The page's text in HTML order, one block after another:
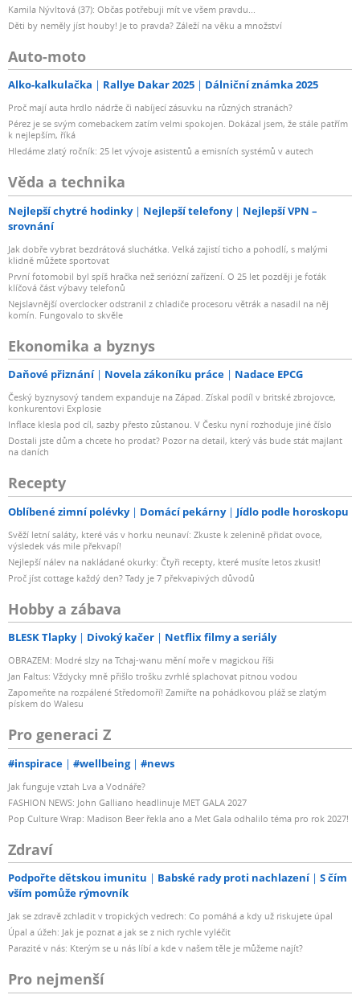
Kamila Nývltová (37): Občas potřebuji mít ve všem pravdu...
Děti by neměly jíst houby! Je to pravda? Záleží na věku a množství
Auto-moto
Alko-kalkulačka Rallye Dakar 2025 Dálniční známka 2025
Proč mají auta hrdlo nádrže či nabíjecí zásuvku na různých stranách?
Pérez je se svým comebackem zatím velmi spokojen. Dokázal jsem, že stále patřím
k nejlepším, říká
Hledáme zlatý ročník: 25 let vývoje asistentů a emisních systémů v autech
Věda a technika
Nejlepší chytré hodinky Nejlepší telefony
Nejlepší VPN –
srovnání
Jak dobře vybrat bezdrátová sluchátka. Velká zajistí ticho a pohodlí, s malými
klidně můžete sportovat
První fotomobil byl spíš hračka než seriózní zařízení. O 25 let později je foťák
klíčová část výbavy telefonů
Nejslavnější overclocker odstranil z chladiče procesoru větrák a nasadil na něj
komín. Fungovalo to skvěle
Ekonomika a byznys
Daňové přiznání Novela zákoníku práce Nadace EPCG
Český byznysový tandem expanduje na Západ. Získal podíl v britské zbrojovce,
konkurentovi Explosie
Inflace klesla pod cíl, sazby přesto zůstanou. V Česku nyní rozhoduje jiné číslo
Dostali jste dům a chcete ho prodat? Pozor na detail, který vás bude stát majlant
na daních
Recepty
Oblíbené zimní polévky Domácí pekárny Jídlo podle horoskopu
Svěží letní saláty, které vás v horku neunaví: Zkuste k zelenině přidat ovoce,
výsledek vás mile překvapí!
Nejlepší nálev na nakládané okurky: Čtyři recepty, které musíte letos zkusit!
Proč jíst cottage každý den? Tady je 7 překvapivých důvodů
Hobby a zábava
BLESK Tlapky Divoký kačer Netflix filmy a seriály
OBRAZEM: Modré slzy na Tchaj-wanu mění moře v magickou říši
Jan Faltus: Vždycky mně přišlo trošku zvrhlé splachovat pitnou vodou
Zapomeňte na rozpálené Středomoří! Zamiřte na pohádkovou pláž se zlatým
pískem do Walesu
Pro generaci Z
#inspirace #wellbeing #news
Jak funguje vztah Lva a Vodnáře?
FASHION NEWS: John Galliano headlinuje MET GALA 2027
Pop Culture Wrap: Madison Beer řekla ano a Met Gala odhalilo téma pro rok 2027!
Zdraví
Podpořte dětskou imunitu Babské rady proti nachlazení
S čím
vším pomůže rýmovník
Jak se zdravě zchladit v tropických vedrech: Co pomáhá a kdy už riskujete úpal
Úpal a úžeh: Jak je poznat a jak se z nich rychle vyléčit
Parazité v nás: Kterým se u nás líbí a kde v našem těle je můžeme najít?
Pro nejmenší